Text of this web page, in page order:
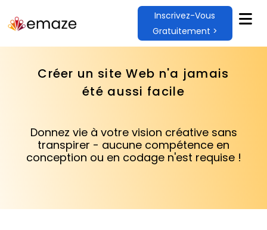
Inscrivez-Vous
Gratuitement >
Créer un site Web n'a jamais
été aussi facile
Donnez vie à votre vision créative sans
transpirer - aucune compétence en
conception ou en codage n'est requise !